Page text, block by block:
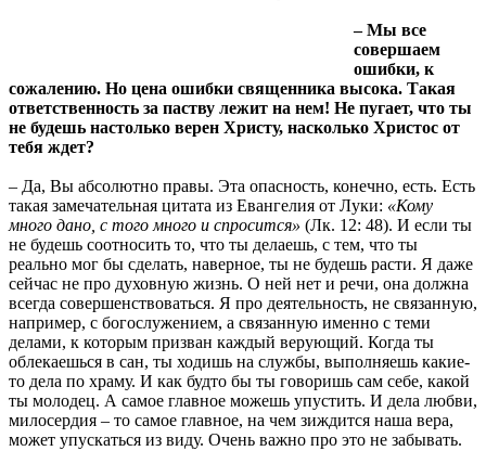
– Мы все
совершаем
ошибки, к
сожалению. Но цена ошибки священника высока. Такая
ответственность за паству лежит на нем! Не пугает, что ты
не будешь настолько верен Христу, насколько Христос от
тебя ждет?
– Да, Вы абсолютно правы. Эта опасность, конечно, есть. Есть
такая замечательная цитата из Евангелия от Луки: «Кому
много дано, с того много и спросится» (Лк. 12: 48). И если ты
не будешь соотносить то, что ты делаешь, с тем, что ты
реально мог бы сделать, наверное, ты не будешь расти. Я даже
сейчас не про духовную жизнь. О ней нет и речи, она должна
всегда совершенствоваться. Я про деятельность, не связанную,
например, с богослужением, а связанную именно с теми
делами, к которым призван каждый верующий. Когда ты
облекаешься в сан, ты ходишь на службы, выполняешь какие-
то дела по храму. И как будто бы ты говоришь сам себе, какой
ты молодец. А самое главное можешь упустить. И дела любви,
милосердия – то самое главное, на чем зиждится наша вера,
может упускаться из виду. Очень важно про это не забывать.